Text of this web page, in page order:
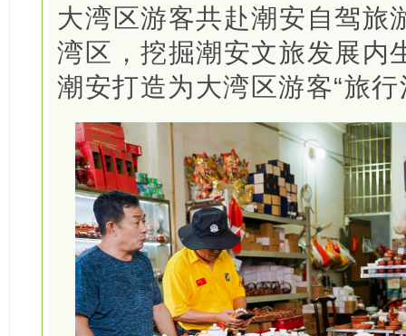
大湾区游客共赴潮安自驾旅
湾区，挖掘潮安文旅发展内
潮安打造为大湾区游客“旅